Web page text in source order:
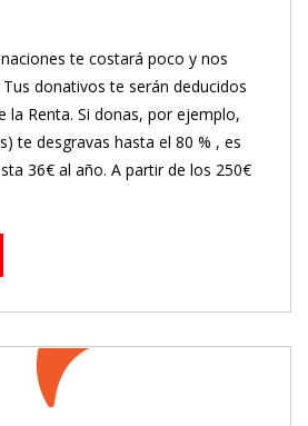
te costará poco y nos
donativos te serán deducidos
la Renta. Si donas, por ejemplo,
te desgravas hasta el 80 % , es
36€ al año. A partir de los 250€